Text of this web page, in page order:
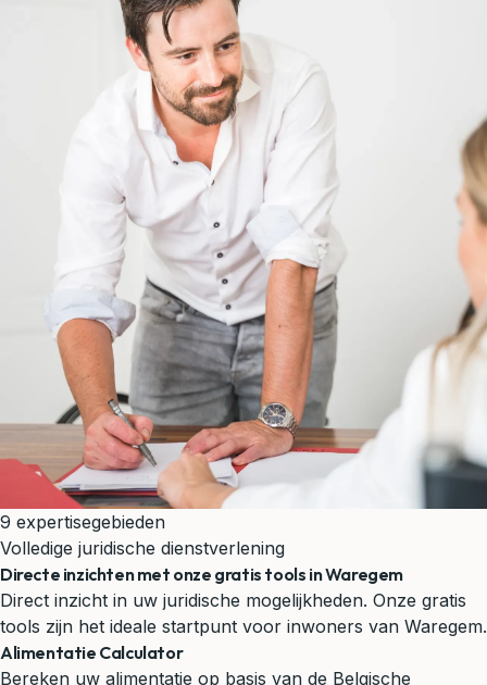
9 expertisegebieden
Volledige juridische dienstverlening
Directe inzichten met onze gratis tools in Waregem
Direct inzicht in uw juridische mogelijkheden. Onze gratis
tools zijn het ideale startpunt voor inwoners van Waregem.
Alimentatie Calculator
Bereken uw alimentatie op basis van de Belgische